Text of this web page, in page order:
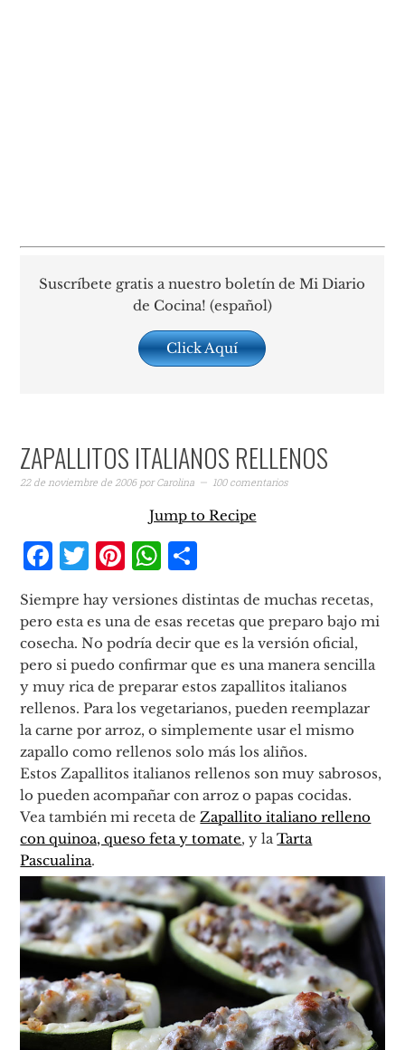
Suscríbete gratis a nuestro boletín de Mi Diario
de Cocina! (español)
Click Aquí
ZAPALLITOS ITALIANOS RELLENOS
22 de noviembre de 2006porCarolina 100 comentarios
Jump to Recipe
Facebook
Twitter
Pinterest
WhatsApp
Siempre hay versiones distintas de muchas recetas,
pero esta es una de esas recetas que preparo bajo mi
cosecha. No podría decir que es la versión oficial,
pero si puedo confirmar que es una manera sencilla
y muy rica de preparar estos zapallitos italianos
rellenos. Para los vegetarianos, pueden reemplazar
la carne por arroz, o simplemente usar el mismo
zapallo como rellenos solo más los aliños.
Estos Zapallitos italianos rellenos son muy sabrosos,
lo pueden acompañar con arroz o papas cocidas.
Vea también mi receta de Zapallito italiano relleno
con quinoa, queso feta y tomate, y laTarta
Pascualina.